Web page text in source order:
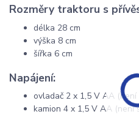
Rozměry traktoru s
délka 28 cm
výška 8 cm
šířka 6 cm
Napájení:
ovladač 2 x 1,5 V AA
kamion 4 x 1,5 V AA (není